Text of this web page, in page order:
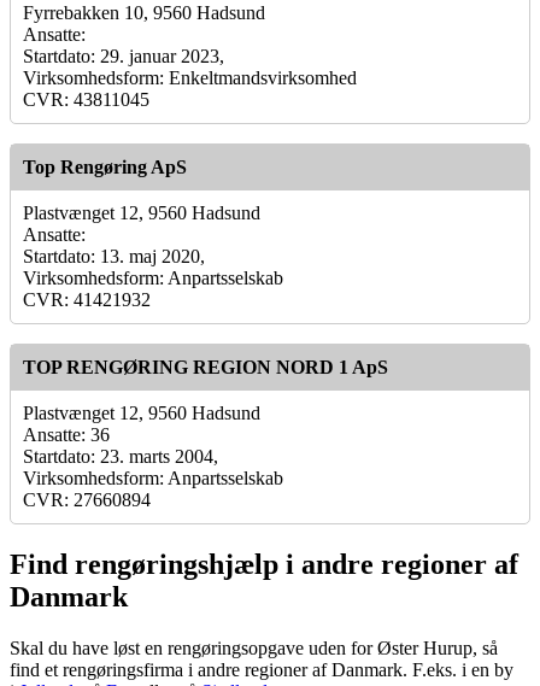
Fyrrebakken 10, 9560 Hadsund
Ansatte:
Startdato: 29. januar 2023,
Virksomhedsform: Enkeltmandsvirksomhed
CVR: 43811045
Top Rengøring ApS
Plastvænget 12, 9560 Hadsund
Ansatte:
Startdato: 13. maj 2020,
Virksomhedsform: Anpartsselskab
CVR: 41421932
TOP RENGØRING REGION NORD 1 ApS
Plastvænget 12, 9560 Hadsund
Ansatte: 36
Startdato: 23. marts 2004,
Virksomhedsform: Anpartsselskab
CVR: 27660894
Find rengøringshjælp i andre regioner af
Danmark
Skal du have løst en rengøringsopgave uden for Øster Hurup, så
find et rengøringsfirma i andre regioner af Danmark. F.eks. i en by